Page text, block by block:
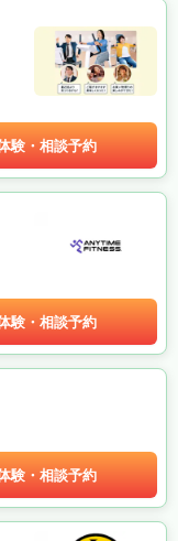
験・相談予約
験・相談予約
験・相談予約